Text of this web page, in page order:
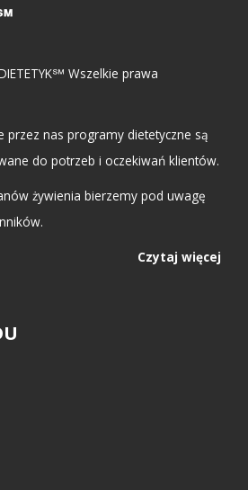
Wszelkie prawa
przez nas programy dietetyczne są
do potrzeb i oczekiwań klientów.
żywienia bierzemy pod uwagę
Czytaj więcej